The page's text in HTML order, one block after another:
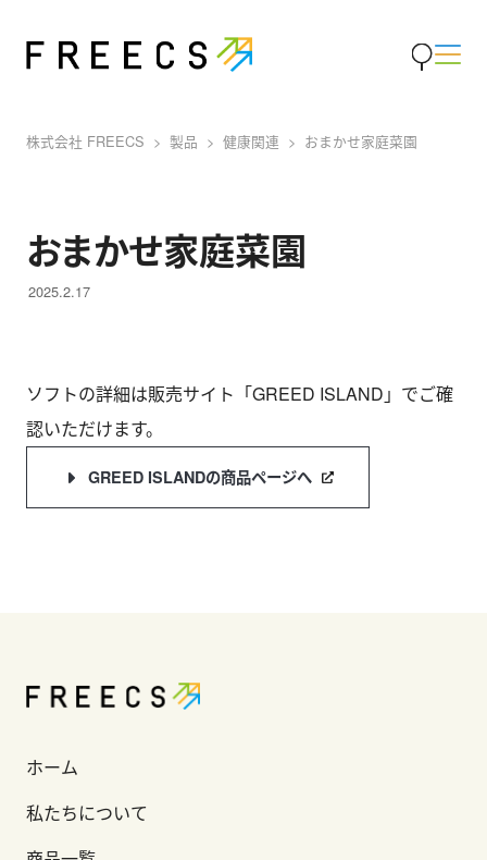
株式会社 FREECS 製品 健康関連 おまかせ家庭菜園
おまかせ家庭菜園
2025.2.17
ソフトの詳細は販売サイト「GREED ISLAND」でご確
認いただけます。
GREED ISLANDの商品ページへ
ホーム
私たちについて